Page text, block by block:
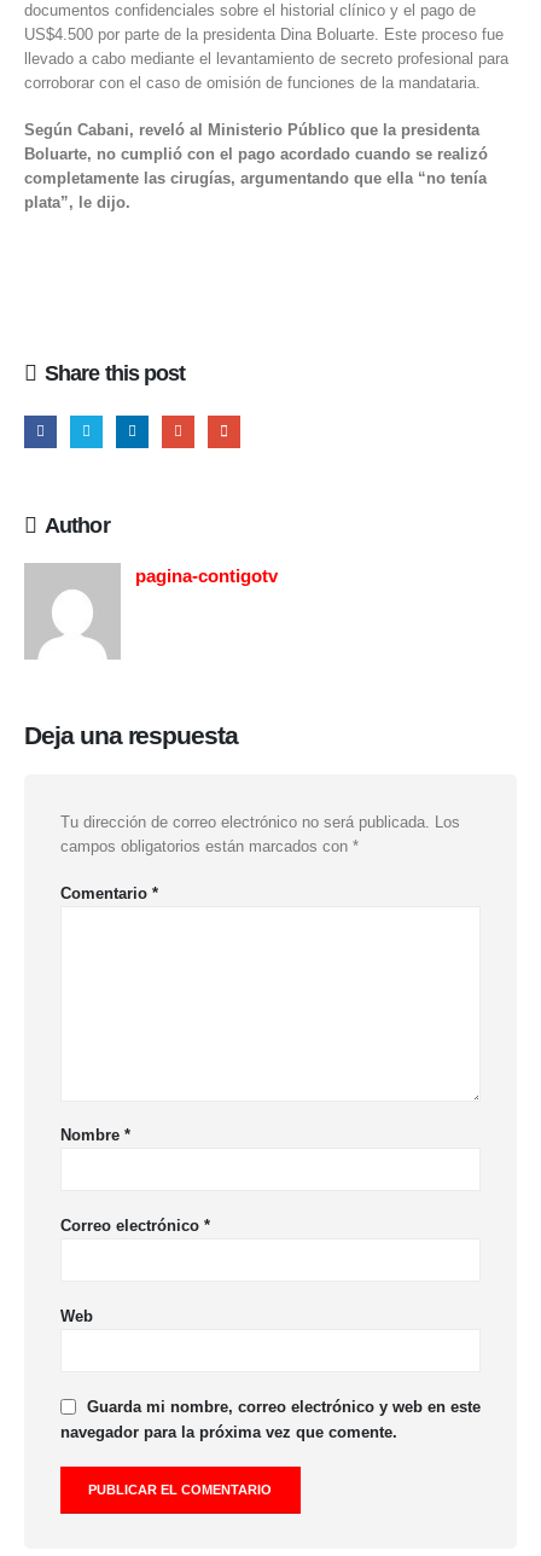
documentos confidenciales sobre el historial clínico y el pago de
US$4.500 por parte de la presidenta Dina Boluarte. Este proceso fue
llevado a cabo mediante el levantamiento de secreto profesional para
corroborar con el caso de omisión de funciones de la mandataria.
Según Cabani, reveló al Ministerio Público que la presidenta
Boluarte, no cumplió con el pago acordado cuando se realizó
completamente las cirugías, argumentando que ella “no tenía
plata”, le dijo.
Share this post
Author
pagina-contigotv
Deja una respuesta
Tu dirección de correo electrónico no será publicada. Los
campos obligatorios están marcados con *
Comentario *
Nombre *
Correo electrónico *
Web
Guarda mi nombre, correo electrónico y web en este
navegador para la próxima vez que comente.